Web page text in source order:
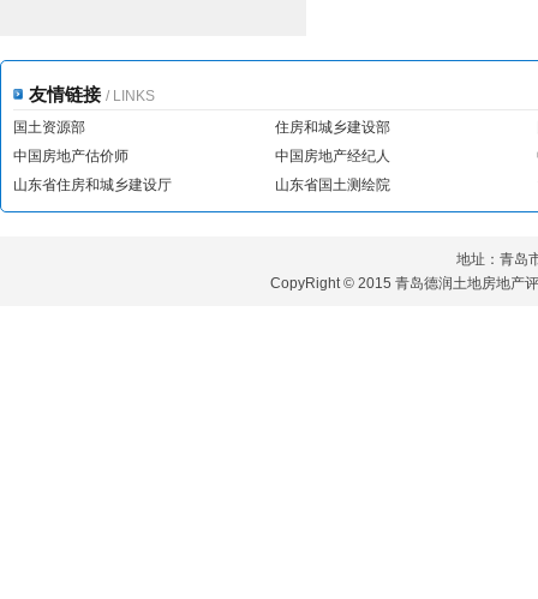
友情链接 / LINKS
国土资源部
住房和城乡建设部
中国房地产估价师
中国房地产经纪人
山东省住房和城乡建设厅
山东省国土测绘院
地址：青岛
CopyRight © 2015 青岛德润土地房地产